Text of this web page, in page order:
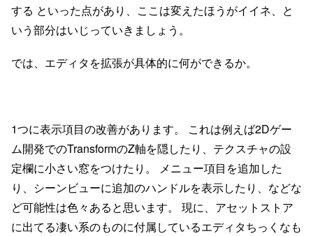
する といった点があり、ここは変えたほうがイイネ、と
いう部分はいじっていきましょう。
では、エディタを拡張が具体的に何ができるか。
1つに表示項目の改善があります。 これは例えば2Dゲー
ム開発でのTransformのZ軸を隠したり、テクスチャの設
定欄に小さい窓をつけたり。 メニュー項目を追加した
り、シーンビューに追加のハンドルを表示したり、などな
ど可能性は色々あると思います。 現に、アセットストア
に出てる凄い系のものに付属しているエディタちっくなも